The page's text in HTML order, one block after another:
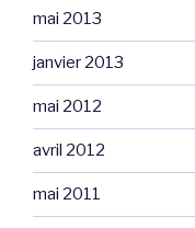
mai 2013
janvier 2013
mai 2012
avril 2012
mai 2011